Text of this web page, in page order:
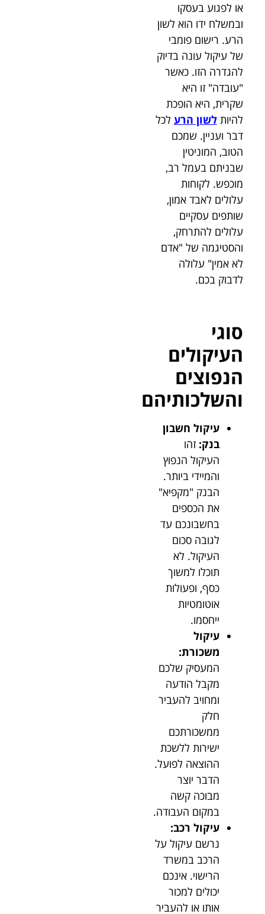
או לפגוע בעסקו
ובמשלח ידו הוא לשון
הרע. רישום פומבי
של עיקול עונה בדיוק
להגדרה הזו. כאשר
"עובדה" זו היא
שקרית, היא הופכת
להיותלשון הרע לכל
דבר ועניין. שמכם
הטוב, המוניטין
שבניתם בעמל רב,
מוכפש. לקוחות
עלולים לאבד אמון,
שותפים עסקיים
עלולים להתרחק,
והסטיגמה של "אדם
לא אמין" עלולה
לדבוק בכם.
סוגי
העיקולים
הנפוצים
והשלכותיהם
עיקול חשבון
בנק: זהו
העיקול הנפוץ
והמיידי ביותר.
הבנק "מקפיא"
את הכספים
בחשבונכם עד
לגובה סכום
העיקול. לא
תוכלו למשוך
כסף, ופעולות
אוטומטיות
ייחסמו.
עיקול
משכורת:
המעסיק שלכם
מקבל הודעה
ומחויב להעביר
חלק
ממשכורתכם
ישירות ללשכת
ההוצאה לפועל.
הדבר יוצר
מבוכה קשה
במקום העבודה.
עיקול רכב:
נרשם עיקול על
הרכב במשרד
הרישוי. אינכם
יכולים למכור
אותו או להעביר